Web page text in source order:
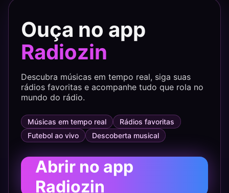
Ouça no app
Radiozin
Descubra músicas em tempo real, siga suas
rádios favoritas e acompanhe tudo que rola no
mundo do rádio.
Músicas em tempo real
Rádios favoritas
Futebol ao vivo
Descoberta musical
Abrir no app
Radiozin